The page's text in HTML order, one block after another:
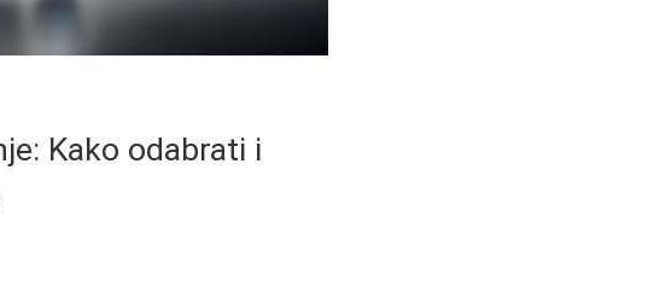
Kako odabrati i